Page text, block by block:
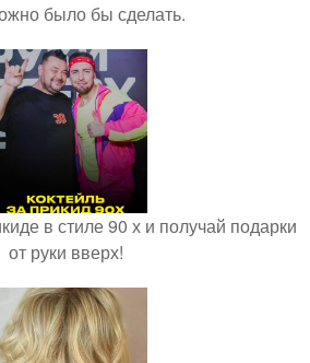
было бы сделать.
в стиле 90 х и получай подарки
от руки вверх!